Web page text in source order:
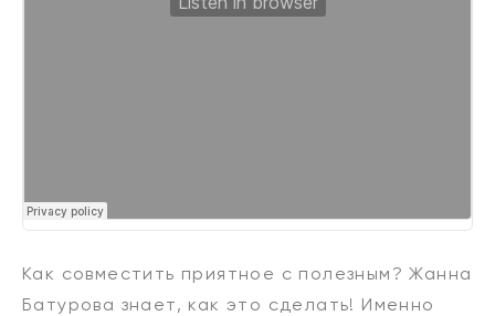
Как совместить приятное с полезным? Жанна
Батурова знает, как это сделать! Именно